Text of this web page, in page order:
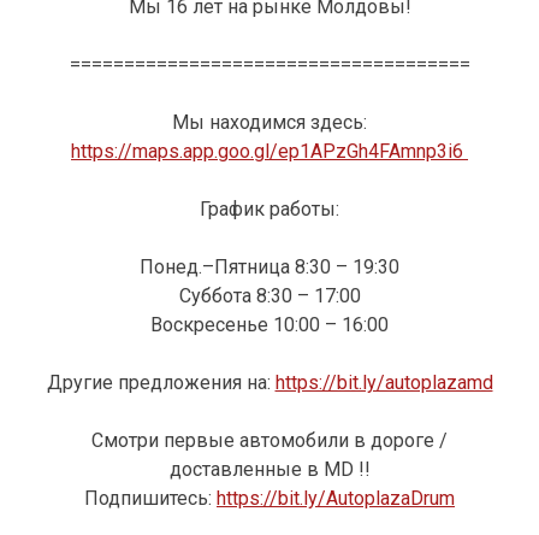
Мы 16 лет на рынке Молдовы!
=====================================
Мы находимся здесь:
https://maps.app.goo.gl/ep1APzGh4FAmnp3i6
График работы:
Понед.–Пятница 8:30 – 19:30
Суббота 8:30 – 17:00
Воскресенье 10:00 – 16:00
Другие предложения на: https://bit.ly/autoplazamd
Смотри первые автомобили в дороге /
доставленные в MD !!
Подпишитесь: https://bit.ly/AutoplazaDrum